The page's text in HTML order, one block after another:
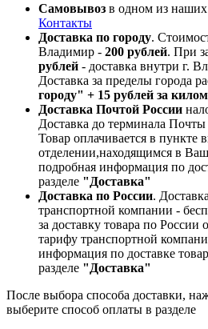
Самовывоз в одном из наших
Контакты
Доставка по городу.
Владимир - 200 рублей. При
рублей - доставка внутри г.
Доставка за пределы города
городу" + 15 рублей за
Доставка Почтой России
Доставка до терминала
Товар оплачивается в пункте
отделении,находящимся в
подробная информация по
разделе "Доставка"
Доставка по России.
транспортной компании -
за доставку товара по России
тарифу транспортной
информация по доставке
разделе "Доставка"
После выбора способа доставки,
выберите способ оплаты в